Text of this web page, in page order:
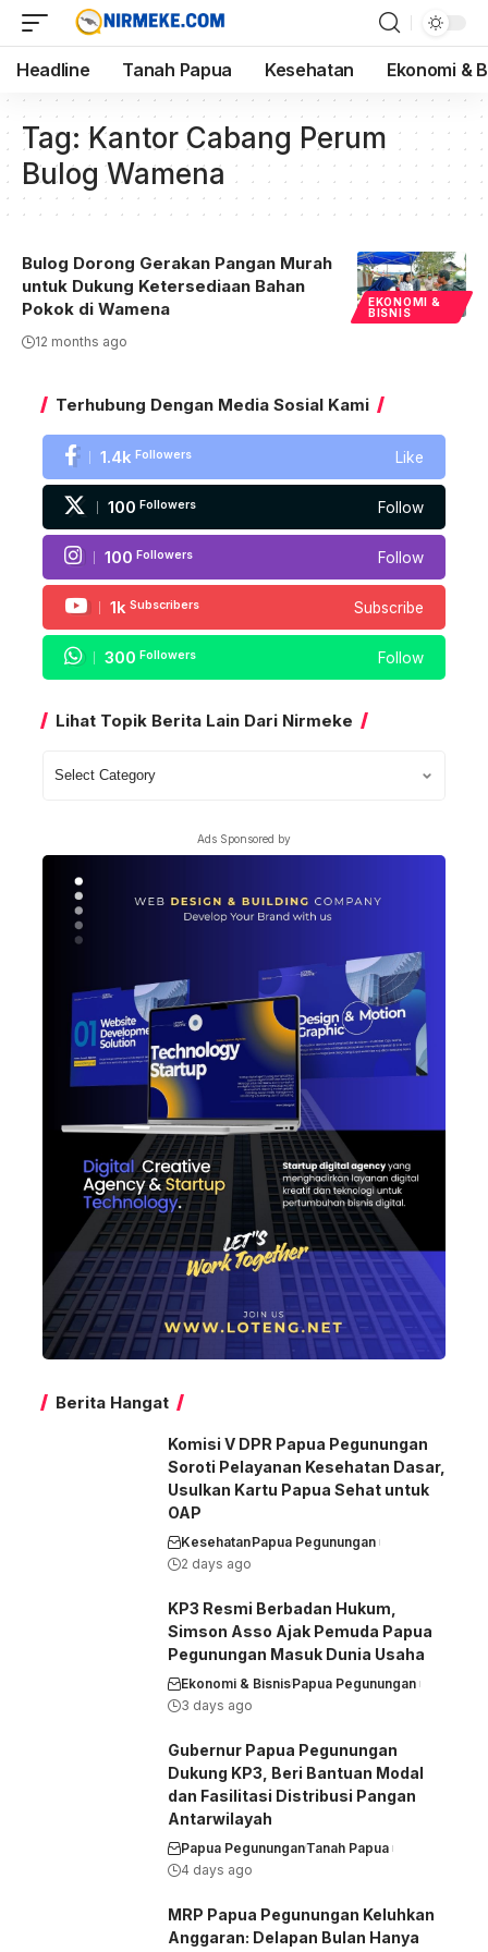
Headline Tanah Papua Kesehatan Ekonomi &
Tag: Kantor Cabang Perum
Bulog Wamena
EKONOMI &
BISNIS
Bulog Dorong Gerakan Pangan Murah
untuk Dukung Ketersediaan Bahan
Pokok di Wamena
12 months ago
Terhubung Dengan Media Sosial Kami
1.4k Followers Like
100 Followers Follow
100 Followers Follow
1k Subscribers Subscribe
300 Followers Follow
Lihat Topik Berita Lain Dari Nirmeke
Nirmeke
Ads Sponsored by
Berita Hangat
Komisi V DPR Papua Pegunungan
Soroti Pelayanan Kesehatan Dasar,
Usulkan Kartu Papua Sehat untuk
OAP
KesehatanPapua Pegunungan
2 days ago
KP3 Resmi Berbadan Hukum,
Simson Asso Ajak Pemuda Papua
Pegunungan Masuk Dunia Usaha
Ekonomi & BisnisPapua Pegunungan
3 days ago
Gubernur Papua Pegunungan
Dukung KP3, Beri Bantuan Modal
dan Fasilitasi Distribusi Pangan
Antarwilayah
Papua PegununganTanah Papua
4 days ago
MRP Papua Pegunungan Keluhkan
Anggaran: Delapan Bulan Hanya